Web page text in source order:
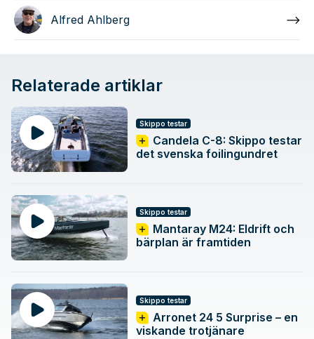
Alfred Ahlberg
Relaterade artiklar
Skippo testar
Candela C-8: Skippo testar
det svenska foilingundret
Skippo testar
Mantaray M24: Eldrift och
bärplan är framtiden
Skippo testar
Arronet 24 5 Surprise – en
viskande trotjänare